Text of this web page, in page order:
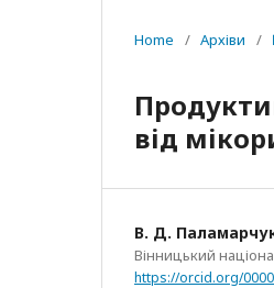
Home / Архіви /
від
В. Д.
Вінницький
https://orcid.org/